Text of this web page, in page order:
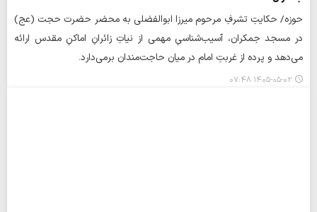
حوزه/ حکایتِ تشرفِ مرحوم میرزا ابوالفضلی به محضر حضرت حجت (عج)
در مسجد جمکران، آسیب‌شناسیِ مهمی از نیاتِ زائرانِ اماکنِ مقدس ارائه
می‌دهد و پرده از غربتِ امام در میان حاجت‌مندان برمی‌دارد.
۱۴۰۵-۰۵-۰۲ ۰۷:۴۸